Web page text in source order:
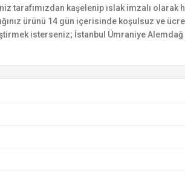
kaşelenip ıslak imzalı olarak
ürünü 14 gün içerisinde koşulsuz ve
isterseniz; İstanbul Ümraniye